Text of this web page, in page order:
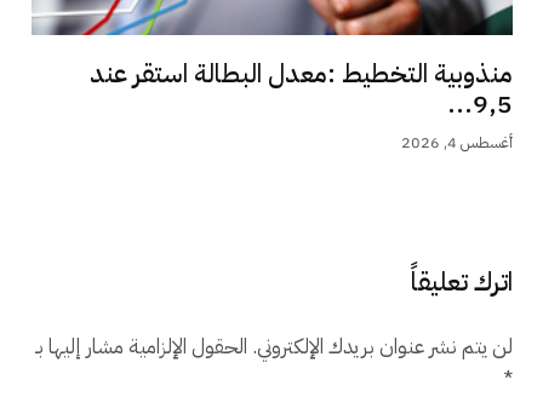
منذوبية التخطيط :معدل البطالة استقر عند
9,5...
أغسطس 4, 2026
اترك تعليقاً
لن يتم نشر عنوان بريدك الإلكتروني. الحقول الإلزامية مشار إليها بـ
*